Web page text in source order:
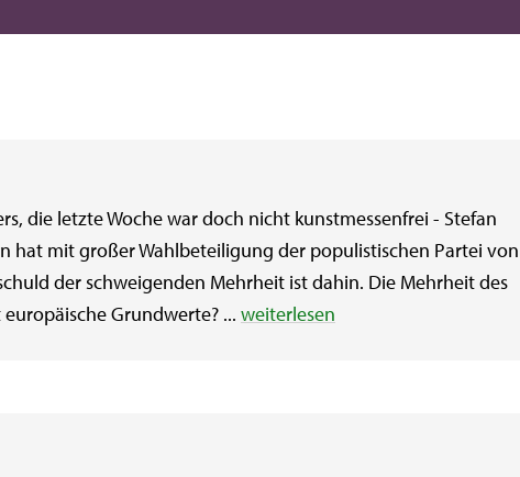
die letzte Woche war doch nicht kunstmessenfrei - Stefan
hat mit großer Wahlbeteiligung der populistischen Partei von
der schweigenden Mehrheit ist dahin. Die Mehrheit des
Grundwerte? ... weiterlesen